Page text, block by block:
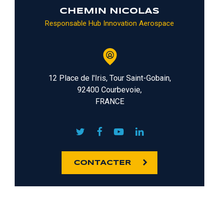
CHEMIN NICOLAS
Responsable Hub Innovation Aerospace
12 Place de l'Iris, Tour Saint-Gobain,
92400 Courbevoie,
FRANCE
CONTACTER